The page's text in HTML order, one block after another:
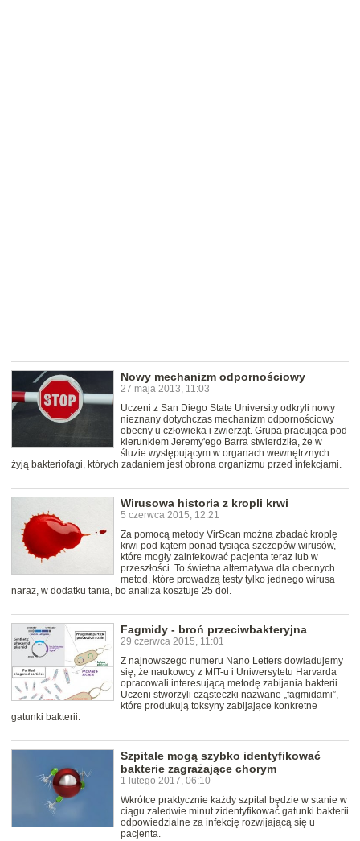
Nowy mechanizm odpornościowy
27 maja 2013, 11:03
Uczeni z San Diego State University odkryli nowy
nieznany dotychczas mechanizm odpornościowy
obecny u człowieka i zwierząt. Grupa pracująca pod
kierunkiem Jeremy'ego Barra stwierdziła, że w
śluzie występującym w organach wewnętrznych
żyją bakteriofagi, których zadaniem jest obrona organizmu przed infekcjami.
Wirusowa historia z kropli krwi
5 czerwca 2015, 12:21
Za pomocą metody VirScan można zbadać kroplę
krwi pod kątem ponad tysiąca szczepów wirusów,
które mogły zainfekować pacjenta teraz lub w
przeszłości. To świetna alternatywa dla obecnych
metod, które prowadzą testy tylko jednego wirusa
naraz, w dodatku tania, bo analiza kosztuje 25 dol.
Fagmidy - broń przeciwbakteryjna
29 czerwca 2015, 11:01
Z najnowszego numeru Nano Letters dowiadujemy
się, że naukowcy z MIT-u i Uniwersytetu Harvarda
opracowali interesującą metodę zabijania bakterii.
Uczeni stworzyli cząsteczki nazwane „fagmidami”,
które produkują toksyny zabijające konkretne
gatunki bakterii.
Szpitale mogą szybko identyfikować
bakterie zagrażające chorym
1 lutego 2017, 06:10
Wkrótce praktycznie każdy szpital będzie w stanie w
ciągu zaledwie minut zidentyfikować gatunki bakterii
odpowiedzialne za infekcję rozwijającą się u
pacjenta.